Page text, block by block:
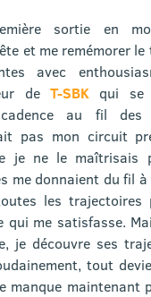
sortie en
et me remémorer le
avec
de T-SBK qui se
au fil des
pas mon circuit
je ne le maîtrisais
me donnaient du fil
les trajectoires
qui me satisfasse.
je découvre ses
tout
manque maintenant